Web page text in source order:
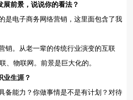
前景，说说你的看法？
是电子商务网络营销，这里面包含了我
销。从老一辈的传统行业演变的互联
、物联网。前景是巨大化的。
业生涯？
备能力？你做事情是不是有计划？对待